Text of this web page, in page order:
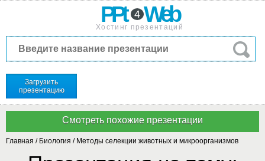
PPt 4 Web
Хостинг презентаций
Загрузить
презентацию
Главная / Биология / Методы селекции животных и микроорганизмов